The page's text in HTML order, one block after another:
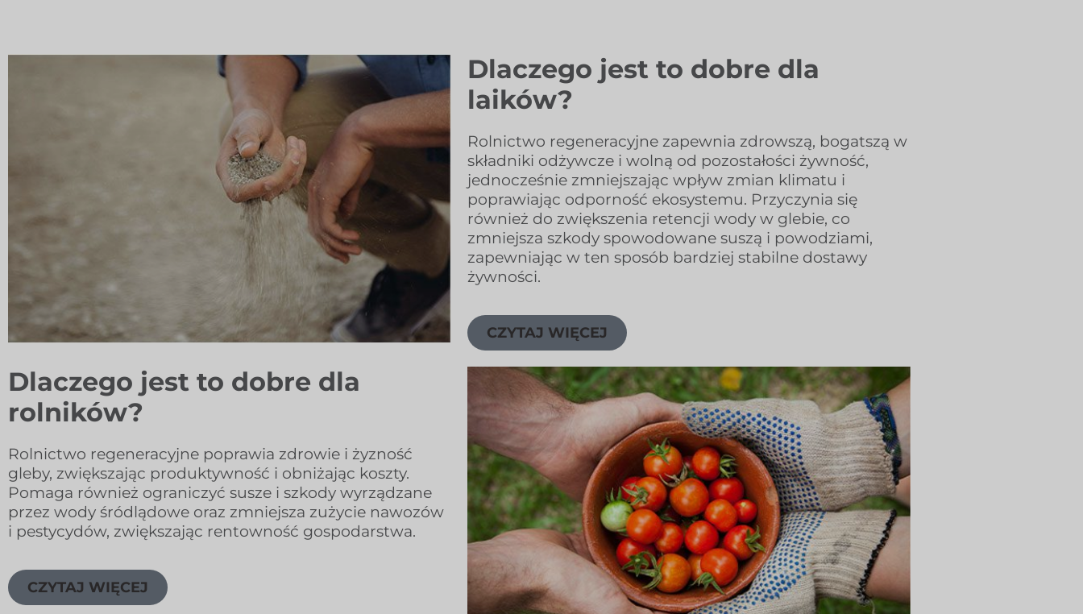
Dlaczego jest to dobre dla
laików?
Rolnictwo regeneracyjne zapewnia zdrowszą, bogatszą w
składniki odżywcze i wolną od pozostałości żywność,
jednocześnie zmniejszając wpływ zmian klimatu i
poprawiając odporność ekosystemu. Przyczynia się
również do zwiększenia retencji wody w glebie, co
zmniejsza szkody spowodowane suszą i powodziami,
zapewniając w ten sposób bardziej stabilne dostawy
żywności.
CZYTAJ WIĘCEJ
Dlaczego jest to dobre dla
rolników?
Rolnictwo regeneracyjne poprawia zdrowie i żyzność
gleby, zwiększając produktywność i obniżając koszty.
Pomaga również ograniczyć susze i szkody wyrządzane
przez wody śródlądowe oraz zmniejsza zużycie nawozów
i pestycydów, zwiększając rentowność gospodarstwa.
CZYTAJ WIĘCEJ